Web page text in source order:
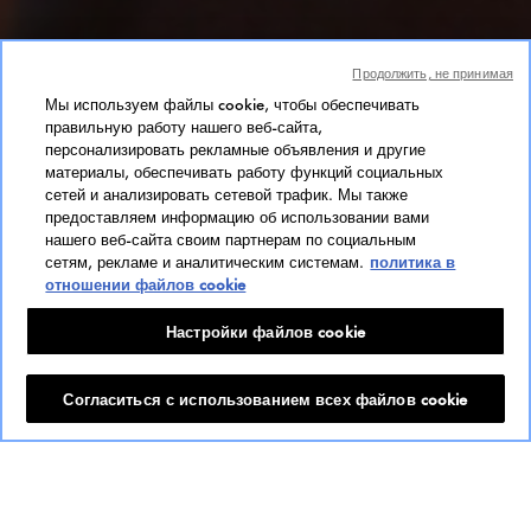
L'EAU PURE
Посмотреть L'Eau Pure
Мы используем файлы cookie, чтобы обеспечивать
правильную работу нашего веб-сайта,
персонализировать рекламные объявления и другие
материалы, обеспечивать работу функций социальных
сетей и анализировать сетевой трафик. Мы также
предоставляем информацию об использовании вами
нашего веб-сайта своим партнерам по социальным
сетям, рекламе и аналитическим системам. политика в
отношении файлов cookie
Настройки файлов cookie
Согласиться с использованием всех файлов cookie
Продолжить, не принимая